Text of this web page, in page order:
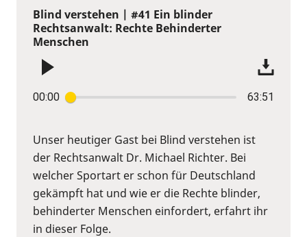
Blind verstehen | #41 Ein blinder
Rechtsanwalt: Rechte Behinderter
Menschen
00:00 63:51
Unser heutiger Gast bei Blind verstehen ist
der Rechtsanwalt Dr. Michael Richter. Bei
welcher Sportart er schon für Deutschland
gekämpft hat und wie er die Rechte blinder,
behinderter Menschen einfordert, erfahrt ihr
in dieser Folge.